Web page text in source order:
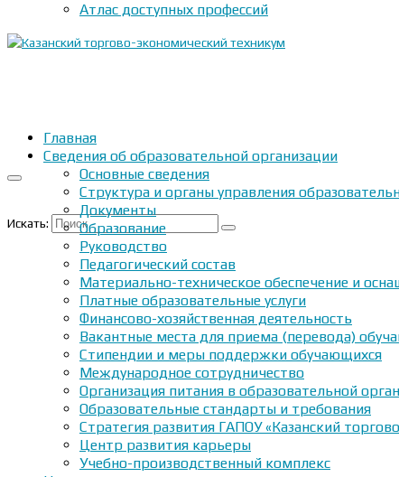
Атлас доступных профессий
Искать:
Главная
Сведения об образовательной организации
Основные сведения
Структура и органы управления
Документы
Образование
Руководство
Педагогический состав
Материально-техническое обеспечение и
Платные образовательные услуги
Финансово-хозяйственная деятельность
Вакантные места для приема (перевода)
Стипендии и меры поддержки обучающихся
Международное сотрудничество
Организация питания в образовательной
Образовательные стандарты и требования
Стратегия развития ГАПОУ «Казанский
Центр развития карьеры
Учебно-производственный комплекс